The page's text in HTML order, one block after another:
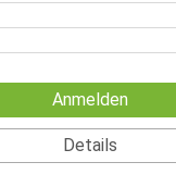
Anmelden
Details